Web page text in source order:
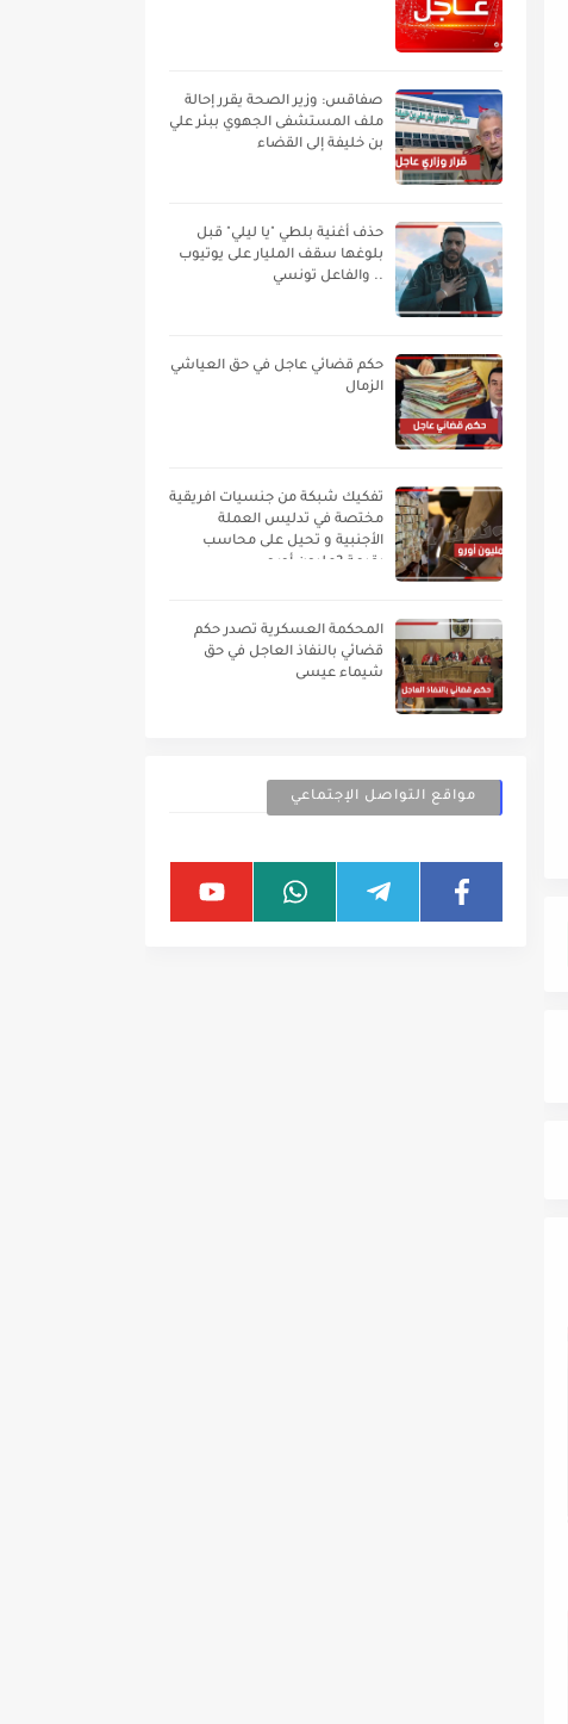
صفاقس: وزير الصحة يقرر إحالة
ملف المستشفى الجهوي ببئر علي
بن خليفة إلى القضاء
حذف أغنية بلطي "يا ليلي" قبل
بلوغها سقف المليار على يوتيوب
.. والفاعل تونسي
حكم قضائي عاجل في حق العياشي
الزمال
تفكيك شبكة من جنسيات افريقية
مختصة في تدليس العملة
الأجنبية و تحيل على محاسب
بقيمة 3مليون أورو
المحكمة العسكرية تصدر حكم
قضائي بالنفاذ العاجل في حق
شيماء عيسى
مواقع التواصل الإجتماعي